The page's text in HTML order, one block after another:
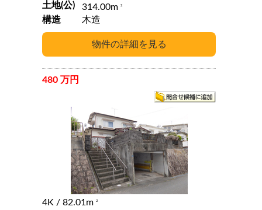
土地(公)
314.00m 2
構造 木造
480 万円
4K / 82.01m 2